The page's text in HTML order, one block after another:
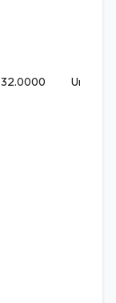
32.0000 Unidade